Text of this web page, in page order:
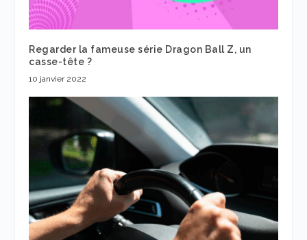
Regarder la fameuse série Dragon Ball Z, un
casse-tête ?
10 janvier 2022